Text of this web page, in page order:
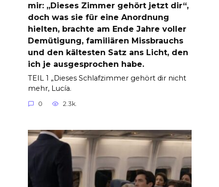
mir: „Dieses Zimmer gehört jetzt dir“,
doch was sie für eine Anordnung
hielten, brachte am Ende Jahre voller
Demütigung, familiären Missbrauchs
und den kältesten Satz ans Licht, den
ich je ausgesprochen habe.
TEIL 1 „Dieses Schlafzimmer gehört dir nicht
mehr, Lucía.
0 2.3k.